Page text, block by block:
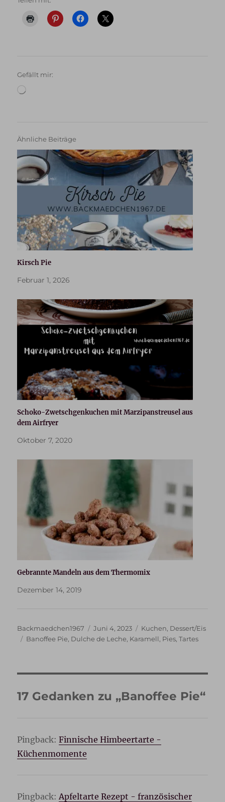
Gefällt mir:
Ähnliche Beiträge
Kirsch Pie
Februar 1, 2026
Schoko-Zwetschgenkuchen mit Marzipanstreusel aus
dem Airfryer
Oktober 7, 2020
Gebrannte Mandeln aus dem Thermomix
Dezember 14, 2019
Autor
Backmaedchen1967
Veröffentlicht
am
Juni 4, 2023 Kategorien
Kuchen, Dessert/Eis
Schlagwörter
Banoffee Pie, Dulche de Leche, Karamell, Pies,Tartes
17 Gedanken zu „Banoffee Pie“
Pingback:Finnische Himbeertarte -
Küchenmomente
Pingback: Apfeltarte Rezept - französischer